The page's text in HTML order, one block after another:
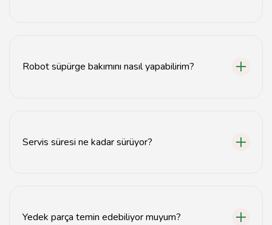
Robot süpürge bakımını nasıl yapabilirim?
Servis süresi ne kadar sürüyor?
Yedek parça temin edebiliyor muyum?